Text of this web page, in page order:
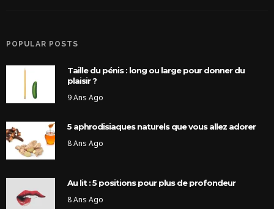
POPULAR POSTS
Taille du pénis : long ou large pour donner du
plaisir ?
9 Ans Ago
5 aphrodisiaques naturels que vous allez adorer
8 Ans Ago
Au lit : 5 positions pour plus de profondeur
8 Ans Ago